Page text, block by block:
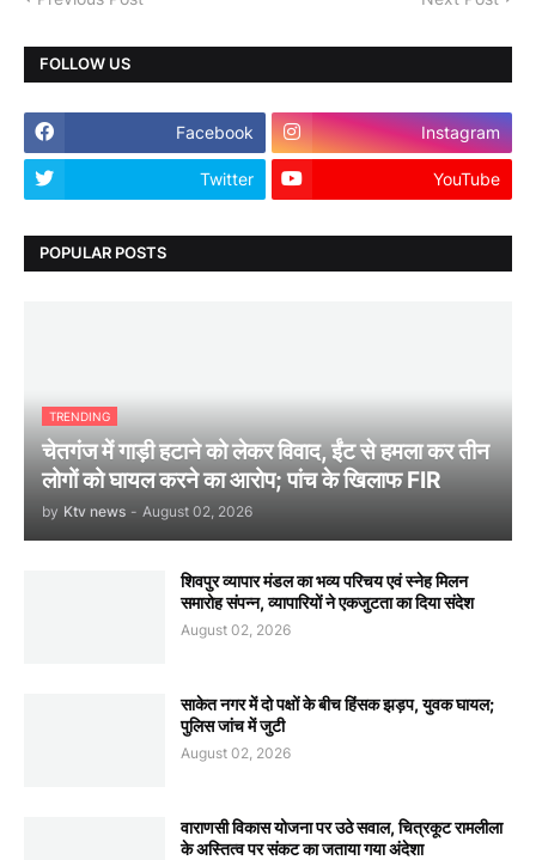
FOLLOW US
Facebook Instagram
Twitter YouTube
POPULAR POSTS
TRENDING
चेतगंज में गाड़ी हटाने को लेकर विवाद, ईंट से हमला कर तीन
लोगों को घायल करने का आरोप; पांच के खिलाफ FIR
by Ktv news - August 02, 2026
शिवपुर व्यापार मंडल का भव्य परिचय एवं स्नेह मिलन
समारोह संपन्न, व्यापारियों ने एकजुटता का दिया संदेश
August 02, 2026
साकेत नगर में दो पक्षों के बीच हिंसक झड़प, युवक घायल;
पुलिस जांच में जुटी
August 02, 2026
वाराणसी विकास योजना पर उठे सवाल, चित्रकूट रामलीला
के अस्तित्व पर संकट का जताया गया अंदेशा